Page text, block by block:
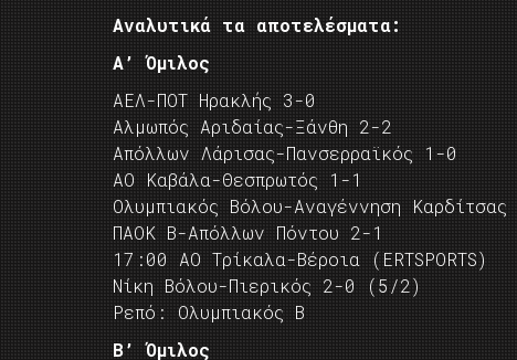
Αναλυτικά τα αποτελέσματα:
Α’ Όμιλος
ΑΕΛ-ΠΟΤ Ηρακλής 3-0
Αλμωπός Αριδαίας-Ξάνθη 2-2
Απόλλων Λάρισας-Πανσερραϊκός 1-0
ΑΟ Καβάλα-Θεσπρωτός 1-1
Ολυμπιακός Βόλου-Αναγέννηση Καρδίτσας
ΠΑΟΚ Β-Απόλλων Πόντου 2-1
17:00 ΑΟ Τρίκαλα-Βέροια (ERTSPORTS)
Νίκη Βόλου-Πιερικός 2-0 (5/2)
Ρεπό: Ολυμπιακός Β
Β’ Όμιλος